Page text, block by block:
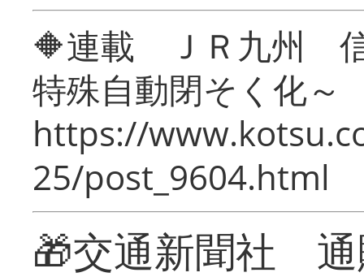
🔶連載 ＪＲ九州 信
特殊自動閉そく化～
https://
25/post_9604.html
🎁交通新聞社